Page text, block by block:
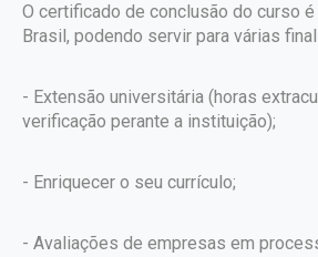
O certificado de conclusão do curso
Brasil, podendo servir para várias
- Extensão universitária (horas
verificação perante a instituição);
- Enriquecer o seu currículo;
- Avaliações de empresas em